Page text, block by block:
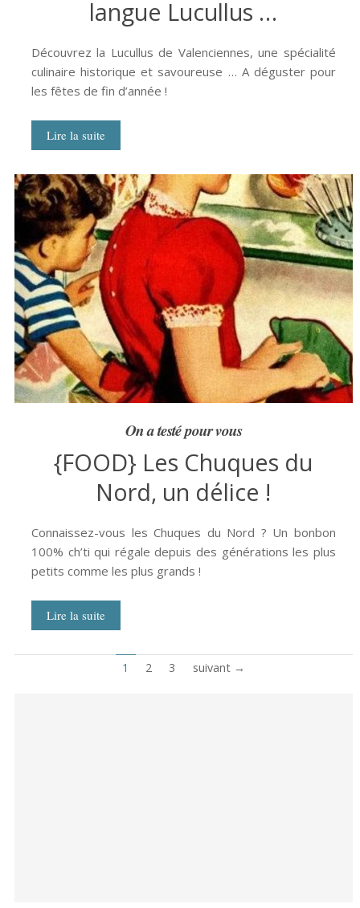
langue Lucullus …
Découvrez la Lucullus de Valenciennes, une spécialité
culinaire historique et savoureuse … A déguster pour
les fêtes de fin d’année !
Lire la suite
On a testé pour vous
{FOOD} Les Chuques du
Nord, un délice !
Connaissez-vous les Chuques du Nord ? Un bonbon
100% ch’ti qui régale depuis des générations les plus
petits comme les plus grands !
Lire la suite
1 2 3 suivant →